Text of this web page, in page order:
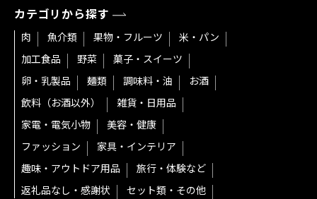
カテゴリから探す
肉 魚介類 果物・フルーツ
米・パン
加工食品
野菜
菓子・スイーツ
卵・乳製品
麺類 調味料・油
お酒
飲料（お酒以外）
雑貨・日用品
家電・電気小物
美容・健康
ファッション
家具・インテリア
趣味・アウトドア用品
旅行・体験など
返礼品なし・感謝状
セット類・その他